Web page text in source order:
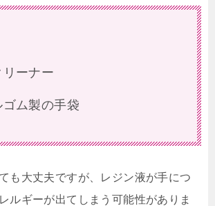
リーナー
ム製の手袋
も大丈夫ですが、レジン液が手につ
ルギーが出てしまう可能性がありま